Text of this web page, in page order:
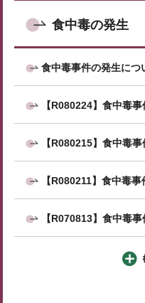
食中毒の発生
食中毒事件の発生につ
【R080224】食中毒
【R080215】食中毒
【R080211】食中毒
【R070813】食中毒